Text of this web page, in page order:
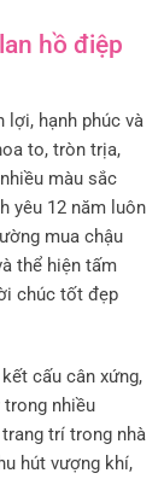
hồ điệp
lợi, hạnh phúc và
to, tròn trịa,
màu sắc
yêu 12 năm luôn
mua chậu
thể hiện tấm
chúc tốt đẹp
cấu cân xứng,
nhiều
trí trong nhà
hút vượng khí,